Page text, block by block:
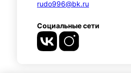
rudo996@bk.ru
Социальные сети